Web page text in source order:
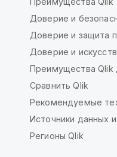
Доверие и
Доверие и защита
Доверие и
Преимущества Qlik
Сравнить Qlik
Рекомендуемые
Источники данных
Регионы Qlik